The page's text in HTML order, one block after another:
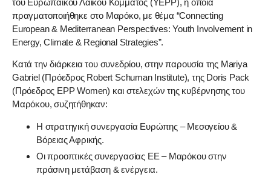
του Ευρωπαϊκού Λαϊκού Κόμματος (YEPP), η οποία
πραγματοποιήθηκε στo Μαρόκο, με θέμα “Connecting
European & Mediterranean Perspectives: Youth Involvement in
Energy, Climate & Regional Strategies”.
Κατά την διάρκεια του συνεδρίου, στην παρουσία της Mariya
Gabriel (Πρόεδρος Robert Schuman Institute), της Doris Pack
(Πρόεδρος EPP Women) και στελεχών της κυβέρνησης του
Μαρόκου, συζητήθηκαν:
Η στρατηγική συνεργασία Ευρώπης – Μεσογείου &
Βόρειας Αφρικής.
Οι προοπτικές συνεργασίας ΕΕ – Μαρόκου στην
πράσινη μετάβαση & ενέργεια.